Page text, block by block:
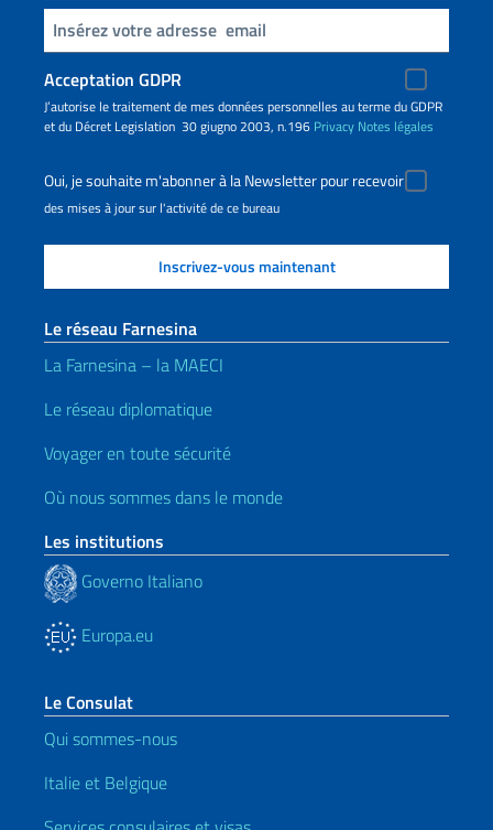
Insert your email
Acceptation GDPR
J’autorise le traitement de mes données personnelles au terme du GDPR
et du Décret Legislation 30 giugno 2003, n.196 Privacy Notes légales
Oui, je souhaite m'abonner à la Newsletter pour recevoir
des mises à jour sur l'activité de ce bureau
Le réseau Farnesina
La Farnesina – la MAECI
Le réseau diplomatique
Voyager en toute sécurité
Où nous sommes dans le monde
Les institutions
Governo Italiano
Europa.eu
Le Consulat
Qui sommes-nous
Italie et Belgique